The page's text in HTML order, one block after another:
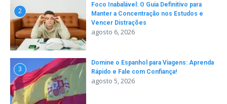
2
Foco Inabalável: O Guia Definitivo para
Manter a Concentração nos Estudos e
Vencer Distrações
agosto 6, 2026
3
Domine o Espanhol para Viagens: Aprenda
Rápido e Fale com Confiança!
agosto 5, 2026